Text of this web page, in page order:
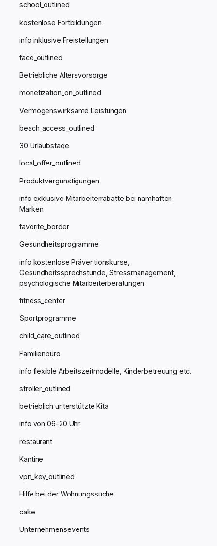
school_outlined
kostenlose Fortbildungen
info inklusive Freistellungen
face_outlined
Betriebliche Altersvorsorge
monetization_on_outlined
Vermögenswirksame Leistungen
beach_access_outlined
30 Urlaubstage
local_offer_outlined
Produktvergünstigungen
info exklusive Mitarbeiterrabatte bei namhaften
Marken
favorite_border
Gesundheitsprogramme
info kostenlose Präventionskurse,
Gesundheitssprechstunde, Stressmanagement,
psychologische Mitarbeiterberatungen
fitness_center
Sportprogramme
child_care_outlined
Familienbüro
info flexible Arbeitszeitmodelle, Kinderbetreuung etc.
stroller_outlined
betrieblich unterstützte Kita
info von 06-20 Uhr
restaurant
Kantine
vpn_key_outlined
Hilfe bei der Wohnungssuche
cake
Unternehmensevents